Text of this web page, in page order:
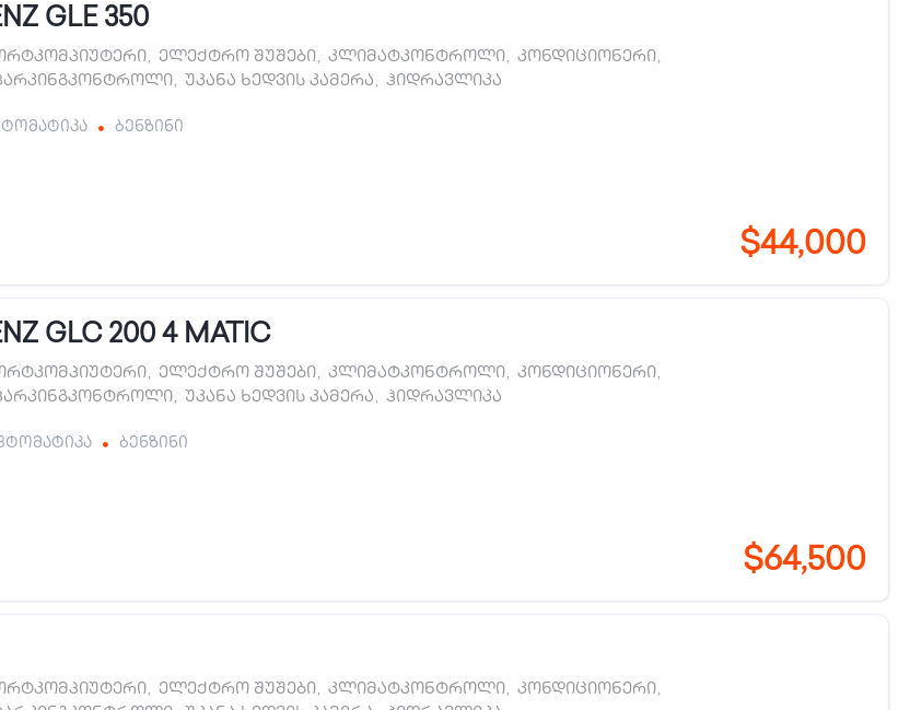
GLE 350
, ელექტრო შუშები, კლიმატკონტროლი, კონდიციონერი,
, უკანა ხედვის კამერა, ჰიდრავლიკა
ბენზინი
$44,000
GLC 200 4 MATIC
, ელექტრო შუშები, კლიმატკონტროლი, კონდიციონერი,
, უკანა ხედვის კამერა, ჰიდრავლიკა
ბენზინი
$64,500
, ელექტრო შუშები, კლიმატკონტროლი, კონდიციონერი,